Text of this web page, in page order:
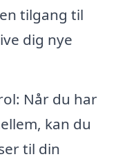
tilgang til
dig nye
Når du har
kan du
til din